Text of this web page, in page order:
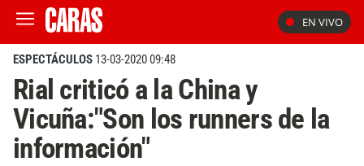
EN VIVO
ESPECTÁCULOS 13-03-2020 09:48
Rial criticó a la China y
Vicuña:"Son los runners de la
información"